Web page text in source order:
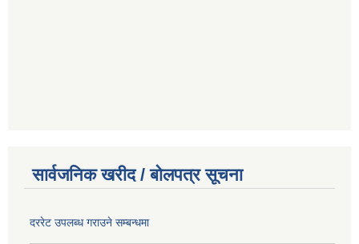
सार्वजनिक खरीद / बोलपत्र सूचना
दररेट उपलब्ध गराउने सम्बन्धमा